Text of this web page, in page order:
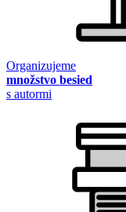
Organizujeme
množstvo besied
s autormi